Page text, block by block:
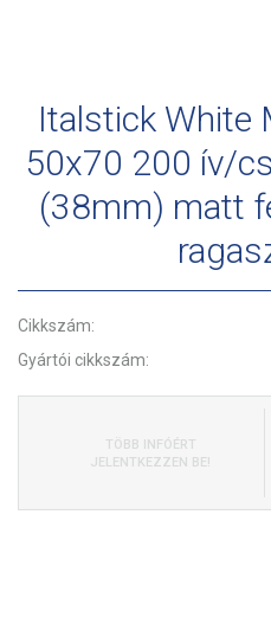
Italstick White
50x70 200 ív/
(38mm) matt
Cikkszám:
Gyártói cikkszám:
TÖBB INFÓÉRT
JELENTKEZZEN BE!